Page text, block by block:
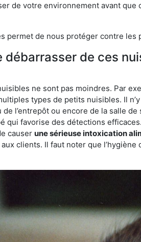
de votre environnement avant
permet de nous protéger contre les
de ces
ne sont pas moindres. Par
types de petits nuisibles. Il
de l’entrepôt ou encore de la salle
qui favorise des détections
causer une sérieuse intoxication
clients. Il faut noter que